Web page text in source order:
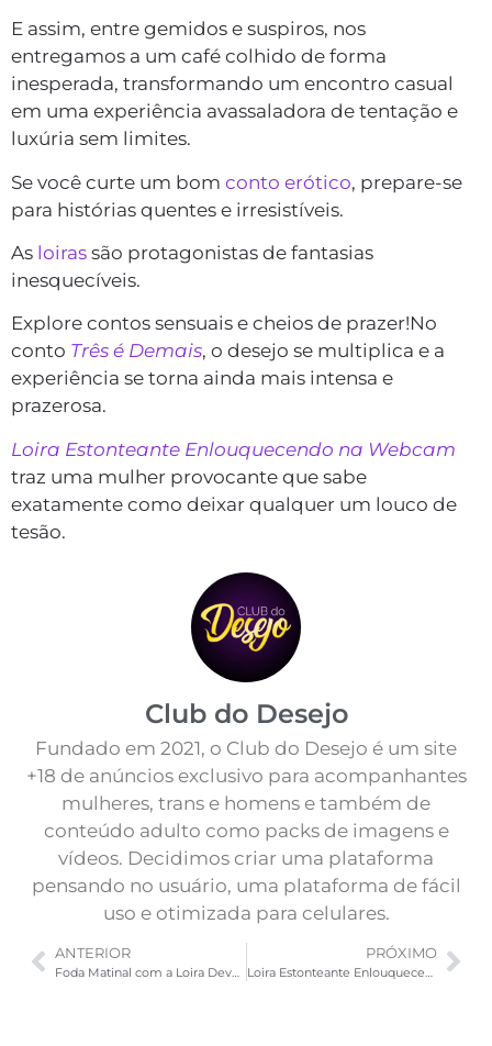
E assim, entre gemidos e suspiros, nos
entregamos a um café colhido de forma
inesperada, transformando um encontro casual
em uma experiência avassaladora de tentação e
luxúria sem limites.
Se você curte um bom conto erótico, prepare-se
para histórias quentes e irresistíveis.
As loiras são protagonistas de fantasias
inesquecíveis.
Explore contos sensuais e cheios de prazer!No
conto Três é Demais, o desejo se multiplica e a
experiência se torna ainda mais intensa e
prazerosa.
Loira Estonteante Enlouquecendo na Webcam
traz uma mulher provocante que sabe
exatamente como deixar qualquer um louco de
tesão.
Club do Desejo
Fundado em 2021, o Club do Desejo é um site
+18 de anúncios exclusivo para acompanhantes
mulheres, trans e homens e também de
conteúdo adulto como packs de imagens e
vídeos. Decidimos criar uma plataforma
pensando no usuário, uma plataforma de fácil
uso e otimizada para celulares.
ANTERIOR PRÓXIMO